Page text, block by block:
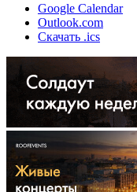
Google Calendar
Outlook.com
Скачать .ics